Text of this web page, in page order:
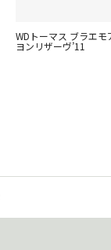
WDトーマス ブラエモ
ヨンリザーヴ’11